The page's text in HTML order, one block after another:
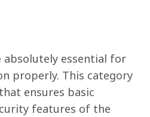
absolutely essential for
properly. This category
ensures basic
features of the